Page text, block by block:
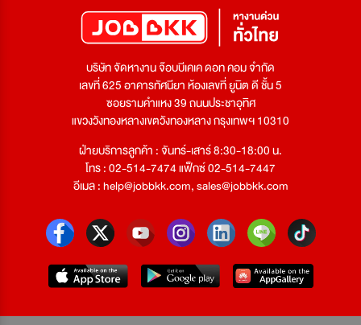
บริษัท จัดหางาน จ๊อบบีเคเค ดอท คอม จำกัด
เลขที่ 625 อาคารทัศนียา ห้องเลขที่ ยูนิต ดี ชั้น 5
ซอยรามคำแหง 39 ถนนประชาอุทิศ
แขวงวังทองหลางเขตวังทองหลาง กรุงเทพฯ 10310
ฝ่ายบริการลูกค้า : จันทร์-เสาร์ 8:30-18:00 น.
โทร : 02-514-7474 แฟ็กซ์ 02-514-7447
อีเมล :help@jobbkk.com,sales@jobbkk.com